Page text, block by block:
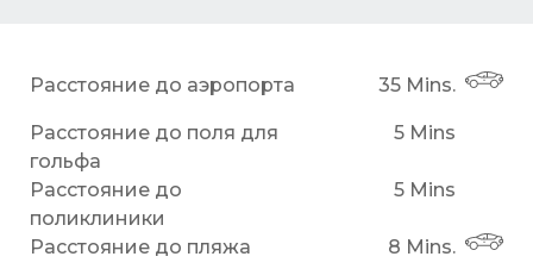
Расстояние до аэропорта 35 Mins.
Расстояние до поля для
гольфа
5 Mins
Расстояние до
поликлиники
5 Mins
Расстояние до пляжа 8 Mins.